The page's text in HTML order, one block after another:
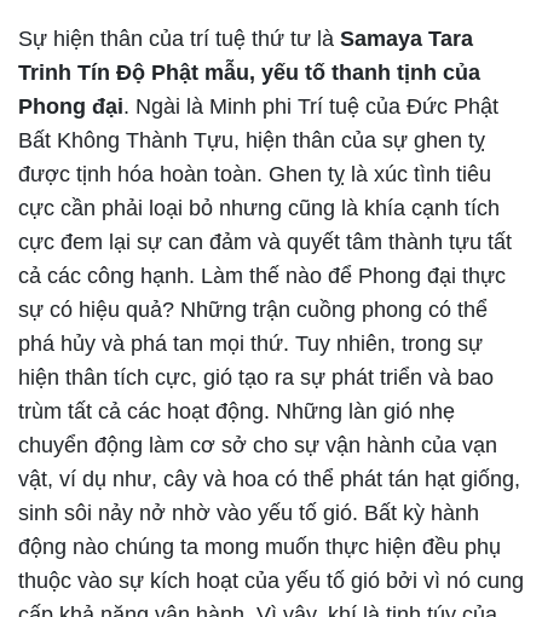
Sự hiện thân của trí tuệ thứ tư là Samaya Tara
Trinh Tín Độ Phật mẫu, yếu tố thanh tịnh của
Phong đại. Ngài là Minh phi Trí tuệ của Đức Phật
Bất Không Thành Tựu, hiện thân của sự ghen tỵ
được tịnh hóa hoàn toàn. Ghen tỵ là xúc tình tiêu
cực cần phải loại bỏ nhưng cũng là khía cạnh tích
cực đem lại sự can đảm và quyết tâm thành tựu tất
cả các công hạnh. Làm thế nào để Phong đại thực
sự có hiệu quả? Những trận cuồng phong có thể
phá hủy và phá tan mọi thứ. Tuy nhiên, trong sự
hiện thân tích cực, gió tạo ra sự phát triển và bao
trùm tất cả các hoạt động. Những làn gió nhẹ
chuyển động làm cơ sở cho sự vận hành của vạn
vật, ví dụ như, cây và hoa có thể phát tán hạt giống,
sinh sôi nảy nở nhờ vào yếu tố gió. Bất kỳ hành
động nào chúng ta mong muốn thực hiện đều phụ
thuộc vào sự kích hoạt của yếu tố gió bởi vì nó cung